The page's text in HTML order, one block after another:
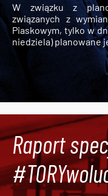
W związku z
związanych z
Piaskowym, tylko w
niedziela) planowane
Raport